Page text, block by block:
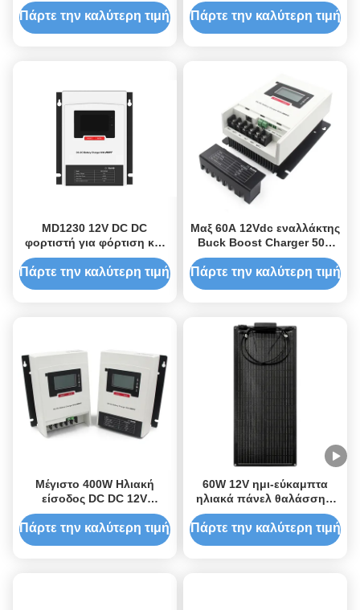
μπαταρίας εκκίνησης για
αποτελεσματική φόρτιση
Πάρτε την καλύτερη τιμή Πάρτε την καλύτερη τιμή
MD1230 12V DC DC
φορτιστή για φόρτιση και
συντήρηση μπαταρίας RV
Πάρτε την καλύτερη τιμή
Μαξ 60A 12Vdc εναλλάκτης
Buck Boost Charger 50A
MPPT Πεδίο τάσης 17 - 36V
Πάρτε την καλύτερη τιμή
Μέγιστο 400W Ηλιακή
είσοδος DC DC 12V
φορτιστή με Bluetooth
IP32 προστασία
Πάρτε την καλύτερη τιμή
60W 12V ημι-εύκαμπτα
ηλιακά πάνελ θαλάσσης,
εύκαμπτος ηλιακός
φορτιστής για καροτσάκι
Πάρτε την καλύτερη τιμή